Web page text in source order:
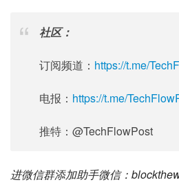
社区：
订阅频道： https://t.me/
电报： https://t.me/
推特：@TechFlowPost
进微信群添加助手微信：